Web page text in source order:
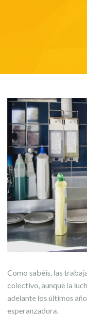
Como sabéis, las
colectivo, aunque la
adelante los últimos
esperanzadora.